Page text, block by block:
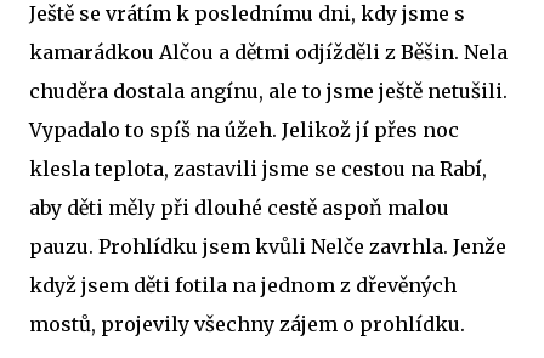
Ještě se vrátím k poslednímu dni, kdy jsme s
kamarádkou Alčou a dětmi odjížděli z Běšin. Nela
chuděra dostala angínu, ale to jsme ještě netušili.
Vypadalo to spíš na úžeh. Jelikož jí přes noc
klesla teplota, zastavili jsme se cestou na Rabí,
aby děti měly při dlouhé cestě aspoň malou
pauzu. Prohlídku jsem kvůli Nelče zavrhla. Jenže
když jsem děti fotila na jednom z dřevěných
mostů, projevily všechny zájem o prohlídku.